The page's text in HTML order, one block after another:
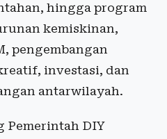
hingga program
kemiskinan,
pengembangan
investasi, dan
antarwilayah.
Pemerintah DIY